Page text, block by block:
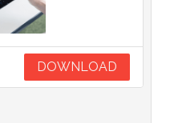
DOWNLOAD